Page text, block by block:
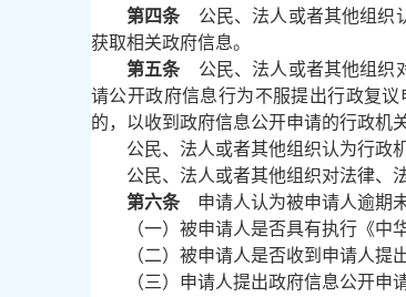
第四条公民、法人或者其他组织
获取相关政府信息。
第五条公民、法人或者其他组织
请公开政府信息行为不服提出行政复
的，以收到政府信息公开申请的行政机
公民、法人或者其他组织认为行政
公民、法人或者其他组织对法律、
第六条申请人认为被申请人逾期未
（一）被申请人是否具有执行《中
（二）被申请人是否收到申请人提
（三）申请人提出政府信息公开申